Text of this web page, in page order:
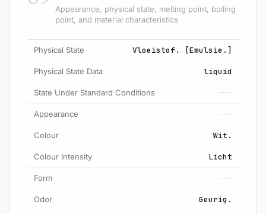
Appearance, physical state, melting point, boiling
point, and material characteristics
Physical State Vloeistof. [Emulsie.]
Physical State Data liquid
State Under Standard Conditions ---
Appearance ---
Colour Wit.
Colour Intensity Licht
Form ---
Odor Geurig.